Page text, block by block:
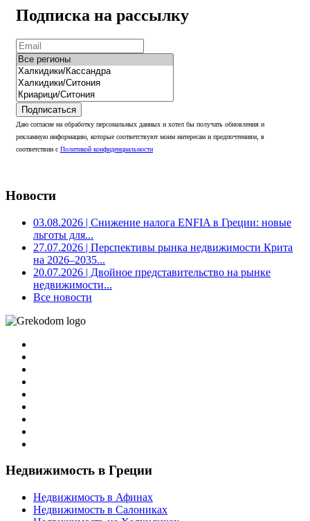
Подписка на рассылку
Подписаться
Даю согласие на обработку персональных данных и хотел бы получать обновления и
рекламную информацию, которые соответствуют моим интересам и предпочтениям, в
соответствии с Политикой конфиденциальности
Новости
03.08.2026 | Снижение налога ENFIA в Греции: новые
льготы для...
27.07.2026 | Перспективы рынка недвижимости Крита
на 2026–2035...
20.07.2026 | Двойное представительство на рынке
недвижимости...
Все новости
Недвижимость в Греции
Недвижимость в Афинах
Недвижимость в Салониках